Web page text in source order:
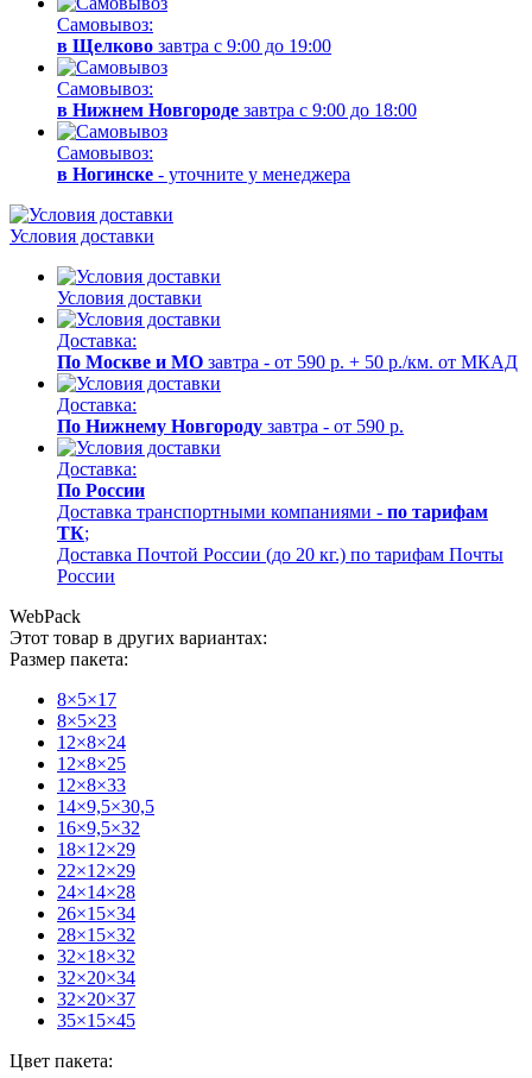
Самовывоз:
в Щелково завтра с 9:00 до 19:00
Самовывоз:
в Нижнем Новгороде завтра с 9:00 до 18:00
Самовывоз:
в Ногинске - уточните у менеджера
Условия доставки
Условия доставки
Доставка:
По Москве и МО завтра - от 590 р. + 50 р./км. от МКАД
Доставка:
По Нижнему Новгороду завтра - от 590 р.
Доставка:
По России
Доставка транспортными компаниями - по тарифам
ТК;
Доставка Почтой России (до 20 кг.) по тарифам Почты
России
WebPack
Этот товар в других вариантах:
Размер пакета:
8×5×17
8×5×23
12×8×24
12×8×25
12×8×33
14×9,5×30,5
16×9,5×32
18×12×29
22×12×29
24×14×28
26×15×34
28×15×32
32×18×32
32×20×34
32×20×37
35×15×45
Цвет пакета: